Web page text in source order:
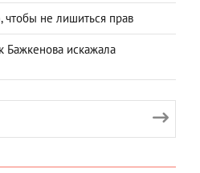
не лишиться прав
Бажкенова искажала